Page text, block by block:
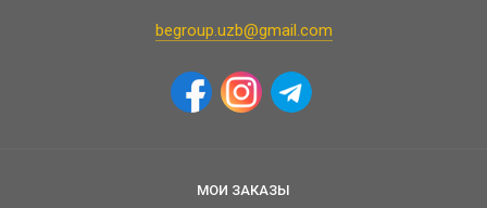
begroup.uzb@gmail.com
МОИ ЗАКАЗЫ